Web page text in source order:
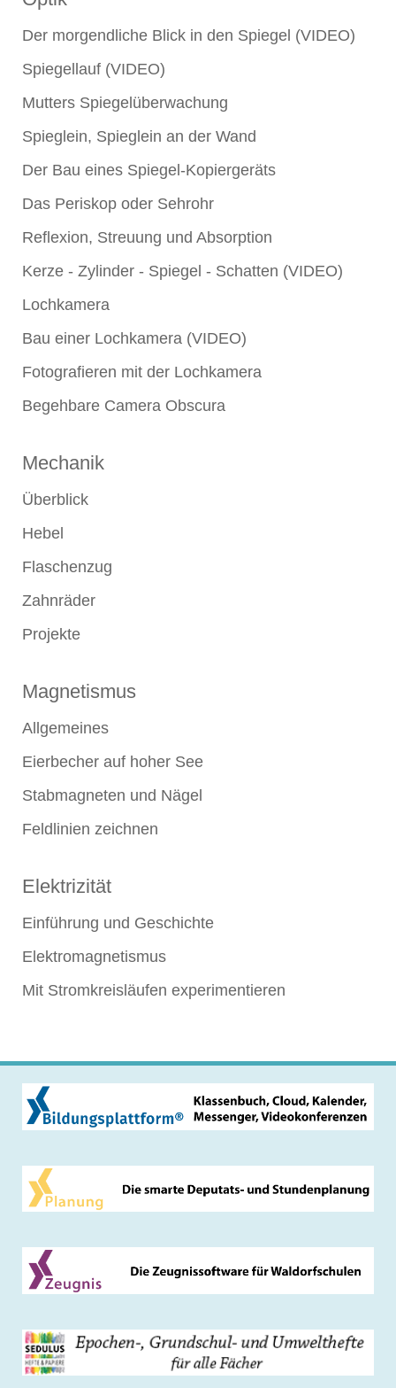
Der morgendliche Blick in den Spiegel (VIDEO)
Spiegellauf (VIDEO)
Mutters Spiegelüberwachung
Spieglein, Spieglein an der Wand
Der Bau eines Spiegel-Kopiergeräts
Das Periskop oder Sehrohr
Reflexion, Streuung und Absorption
Kerze - Zylinder - Spiegel - Schatten (VIDEO)
Lochkamera
Bau einer Lochkamera (VIDEO)
Fotografieren mit der Lochkamera
Begehbare Camera Obscura
Mechanik
Überblick
Hebel
Flaschenzug
Zahnräder
Projekte
Magnetismus
Allgemeines
Eierbecher auf hoher See
Stabmagneten und Nägel
Feldlinien zeichnen
Elektrizität
Einführung und Geschichte
Elektromagnetismus
Mit Stromkreisläufen experimentieren